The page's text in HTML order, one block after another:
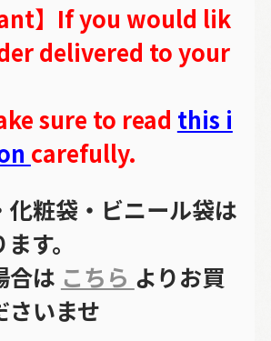
】If you would lik
delivered to your
sure to read this i
carefully.
化粧袋・ビニール袋は
す。
合は こちら よりお買
さいませ